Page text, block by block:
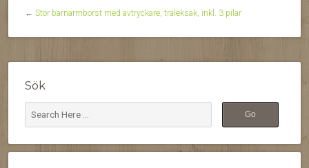
← Stor barnarmborst med avtryckare, träleksak, inkl. 3 pilar
Sök